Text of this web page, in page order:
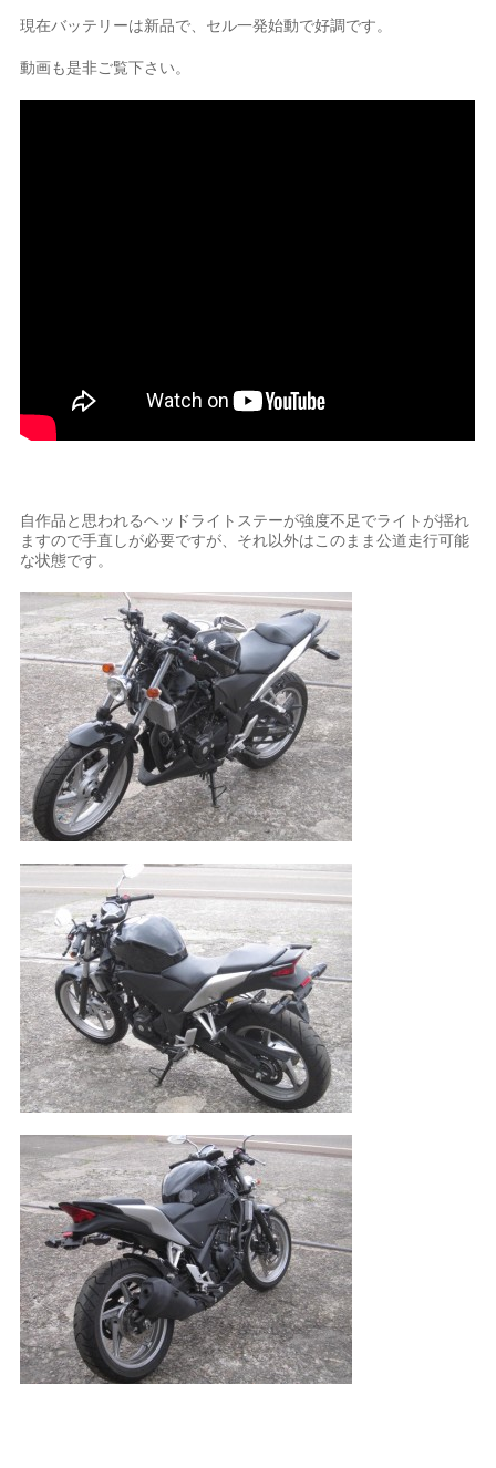
現在バッテリーは新品で、セル一発始動で好調です。
動画も是非ご覧下さい。
自作品と思われるヘッドライトステーが強度不足でライトが揺れ
ますので手直しが必要ですが、それ以外はこのまま公道走行可能
な状態です。